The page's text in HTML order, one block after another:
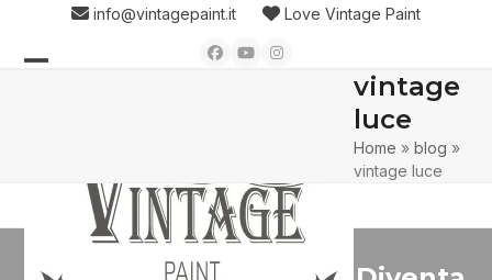
content
info@vintagepaint.it Love Vintage Paint
Facebook
YouTubeInstagram
vintage
luce
Home »blog »
vintage luce